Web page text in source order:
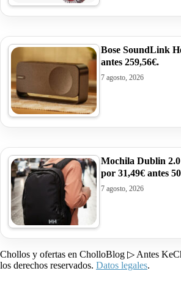
Bose SoundLink
antes 259,56€.
7 agosto, 2026
Mochila Dublin
por 31,49€ antes
7 agosto, 2026
Chollos y ofertas en CholloBlog ▷ Antes
los derechos reservados. Datos legales.